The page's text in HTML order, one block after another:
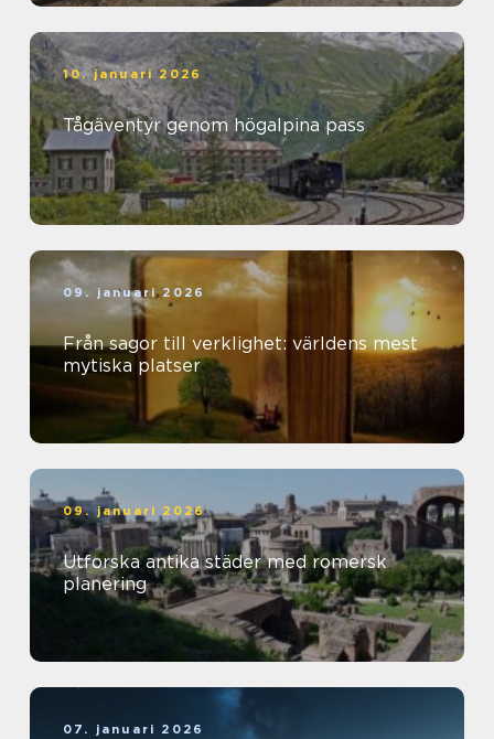
10. januari 2026
Tågäventyr genom högalpina pass
09. januari 2026
Från sagor till verklighet: världens mest
mytiska platser
09. januari 2026
Utforska antika städer med romersk
planering
07. januari 2026